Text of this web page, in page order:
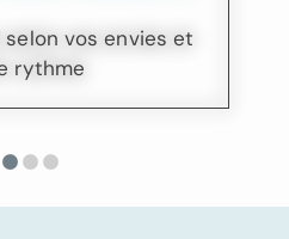
vos envies et
rythme